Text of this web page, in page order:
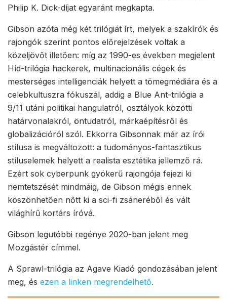
Philip K. Dick-díjat egyaránt megkapta.
Gibson azóta még két trilógiát írt, melyek a szakírók és
rajongók szerint pontos előrejelzések voltak a
közeljövőt illetően: míg az 1990-es években megjelent
Híd-trilógia hackerek, multinacionális cégek és
mesterséges intelligenciák helyett a tömegmédiára és a
celebkultuszra fókuszál, addig a Blue Ant-trilógia a
9/11 utáni politikai hangulatról, osztályok közötti
határvonalakról, öntudatról, márkaépítésről és
globalizációról szól. Ekkorra Gibsonnak már az írói
stílusa is megváltozott: a tudományos-fantasztikus
stíluselemek helyett a realista esztétika jellemző rá.
Ezért sok cyberpunk gyökerű rajongója fejezi ki
nemtetszését mindmáig, de Gibson mégis ennek
köszönhetően nőtt ki a sci-fi zsáneréből és vált
világhírű kortárs íróvá.
Gibson legutóbbi regénye 2020-ban jelent meg
Mozgástér címmel.
A Sprawl-trilógia az Agave Kiadó gondozásában jelent
meg, és ezen a linken megrendelhető.